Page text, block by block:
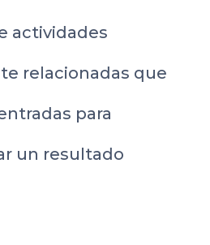
actividades
relacionadas que
para
un resultado